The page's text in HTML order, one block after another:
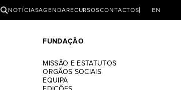
PESQUISAR
NOTÍCIASAGENDARECURSOSCONTACTOS EN
FUNDAÇÃO
MISSÃO E ESTATUTOS
ORGÃOS SOCIAIS
EQUIPA